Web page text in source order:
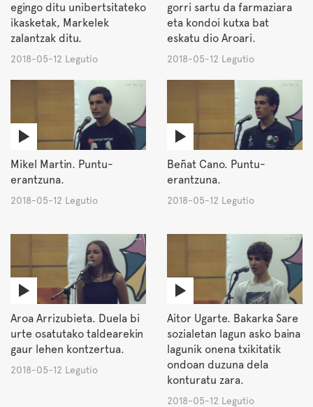
egingo ditu unibertsitateko
ikasketak, Markelek
zalantzak ditu.
2018-05-12 Legutio
gorri sartu da farmaziara
eta kondoi kutxa bat
eskatu dio Aroari.
2018-05-12 Legutio
Mikel Martin. Puntu-
erantzuna.
2018-05-12 Legutio
Beñat Cano. Puntu-
erantzuna.
2018-05-12 Legutio
Aroa Arrizubieta. Duela bi
urte osatutako taldearekin
gaur lehen kontzertua.
2018-05-12 Legutio
Aitor Ugarte. Bakarka Sare
sozialetan lagun asko baina
lagunik onena txikitatik
ondoan duzuna dela
konturatu zara.
2018-05-12 Legutio